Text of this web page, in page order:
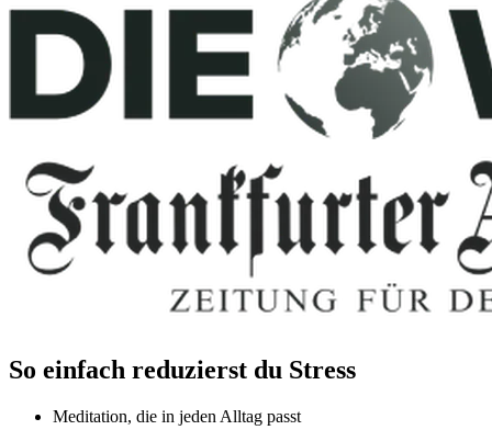
So einfach reduzierst du Stress
Meditation, die in jeden Alltag passt